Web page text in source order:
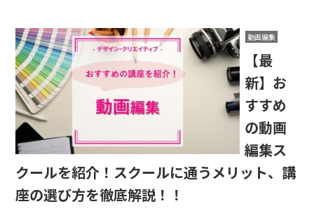
動画編集
【最
新】お
すすめ
の動画
編集ス
クールを紹介！スクールに通うメリット、講
座の選び方を徹底解説！！